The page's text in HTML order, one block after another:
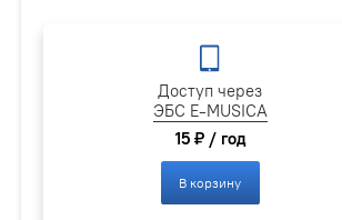
Доступ через
ЭБС E-MUSICA
15 ₽ / год
В корзину